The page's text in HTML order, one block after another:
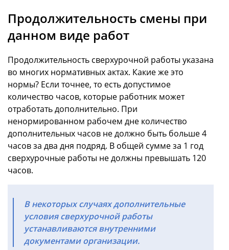
Продолжительность смены при
данном виде работ
Продолжительность сверхурочной работы указана
во многих нормативных актах. Какие же это
нормы? Если точнее, то есть допустимое
количество часов, которые работник может
отработать дополнительно. При
ненормированном рабочем дне количество
дополнительных часов не должно быть больше 4
часов за два дня подряд. В общей сумме за 1 год
сверхурочные работы не должны превышать 120
часов.
В некоторых случаях дополнительные
условия сверхурочной работы
устанавливаются внутренними
документами организации.